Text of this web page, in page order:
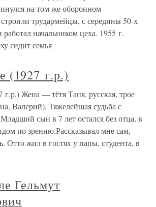
на том же оборонном
строили трудармейцы, с середины 50-х
начальником цеха. 1955 г.
сидит семья
(1927 г.р.)
г.р.) Жена — тётя Таня, русская, трое
Валерий). Тяжелейшая судьба с
сын в 7 лет остался без отца, в
по зрению.Рассказывал мне сам,
Отто жил в гостях у папы, студента, в
Гельмут